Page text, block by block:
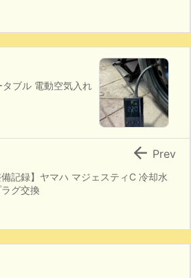
タブル 電動空気入れ
備記録】ヤマハ マジェスティC 冷却水
グ交換
 Prev